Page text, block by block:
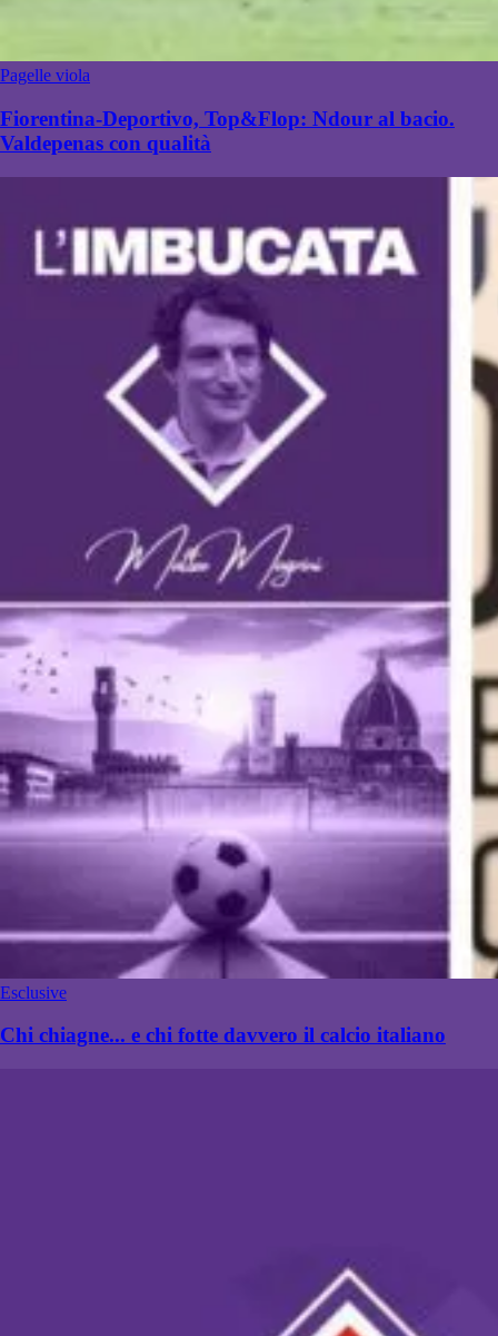
Pagelle viola
Fiorentina-Deportivo, Top&Flop: Ndour al bacio.
Valdepenas con qualità
Esclusive
Chi chiagne... e chi fotte davvero il calcio italiano